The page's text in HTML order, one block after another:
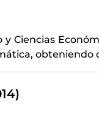
y Ciencias
obteniendo